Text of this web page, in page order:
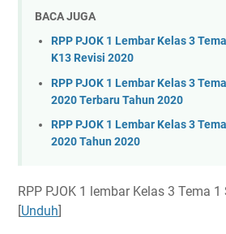
BACA JUGA
RPP PJOK 1 Lembar Kelas 3
K13 Revisi 2020
RPP PJOK 1 Lembar Kelas 3
2020 Terbaru Tahun 2020
RPP PJOK 1 Lembar Kelas 3
2020 Tahun 2020
RPP PJOK 1 lembar Kelas 3 Tema
[Unduh]